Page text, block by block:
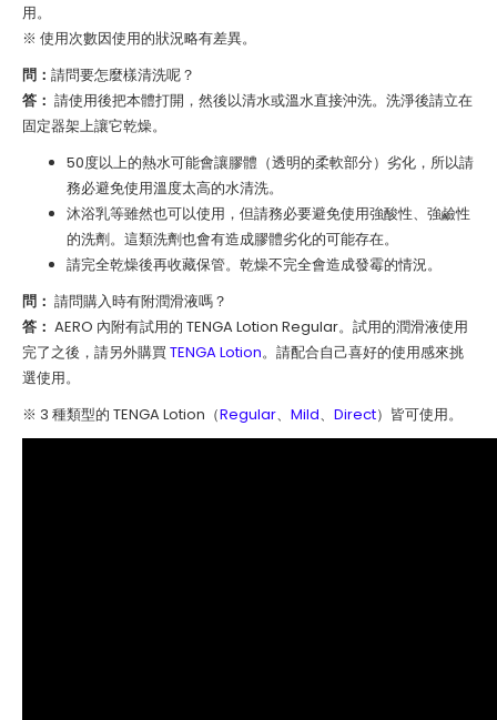
用。
※ 使用次數因使用的狀況略有差異。
問： 請問要怎麼樣清洗呢？
答： 請使用後把本體打開，然後以清水或溫水直接沖洗。洗淨後請立在
固定器架上讓它乾燥。
50度以上的熱水可能會讓膠體（透明的柔軟部分）劣化，所以請
務必避免使用溫度太高的水清洗。
沐浴乳等雖然也可以使用，但請務必要避免使用強酸性、強鹼性
的洗劑。這類洗劑也會有造成膠體劣化的可能存在。
請完全乾燥後再收藏保管。乾燥不完全會造成發霉的情況。
問： 請問購入時有附潤滑液嗎？
答： AERO 內附有試用的 TENGA Lotion Regular。試用的潤滑液使用
完了之後，請另外購買 TENGA Lotion。請配合自己喜好的使用感來挑
選使用。
※ 3 種類型的 TENGA Lotion（Regular、 Mild、 Direct）皆可使用。